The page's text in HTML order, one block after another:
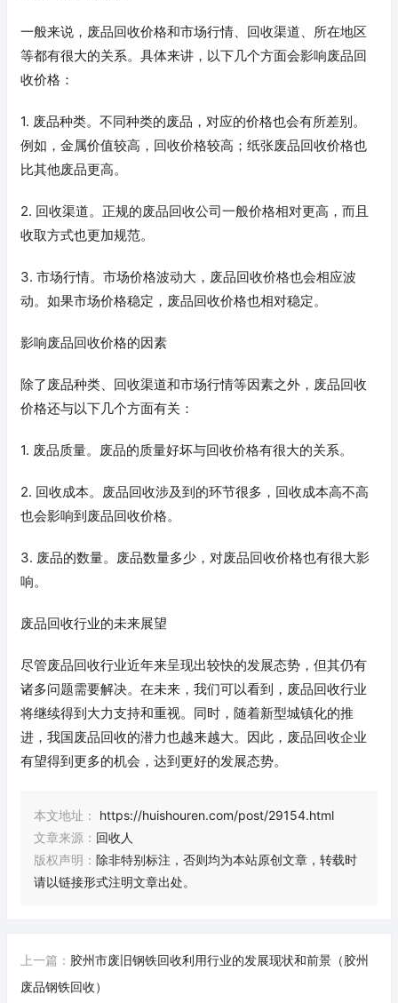
一般来说，废品回收价格和市场行情、回收渠道、所在地区
等都有很大的关系。具体来讲，以下几个方面会影响废品回
收价格：
1. 废品种类。不同种类的废品，对应的价格也会有所差别。
例如，金属价值较高，回收价格较高；纸张废品回收价格也
比其他废品更高。
2. 回收渠道。正规的废品回收公司一般价格相对更高，而且
收取方式也更加规范。
3. 市场行情。市场价格波动大，废品回收价格也会相应波
动。如果市场价格稳定，废品回收价格也相对稳定。
影响废品回收价格的因素
除了废品种类、回收渠道和市场行情等因素之外，废品回收
价格还与以下几个方面有关：
1. 废品质量。废品的质量好坏与回收价格有很大的关系。
2. 回收成本。废品回收涉及到的环节很多，回收成本高不高
也会影响到废品回收价格。
3. 废品的数量。废品数量多少，对废品回收价格也有很大影
响。
废品回收行业的未来展望
尽管废品回收行业近年来呈现出较快的发展态势，但其仍有
诸多问题需要解决。在未来，我们可以看到，废品回收行业
将继续得到大力支持和重视。同时，随着新型城镇化的推
进，我国废品回收的潜力也越来越大。因此，废品回收企业
有望得到更多的机会，达到更好的发展态势。
本文地址：
https://huishouren.com/post/29154.html
文章来源： 回收人
版权声明： 除非特别标注，否则均为本站原创文章，转载时
请以链接形式注明文章出处。
上一篇： 胶州市废旧钢铁回收利用行业的发展现状和前景（胶州
废品钢铁回收）